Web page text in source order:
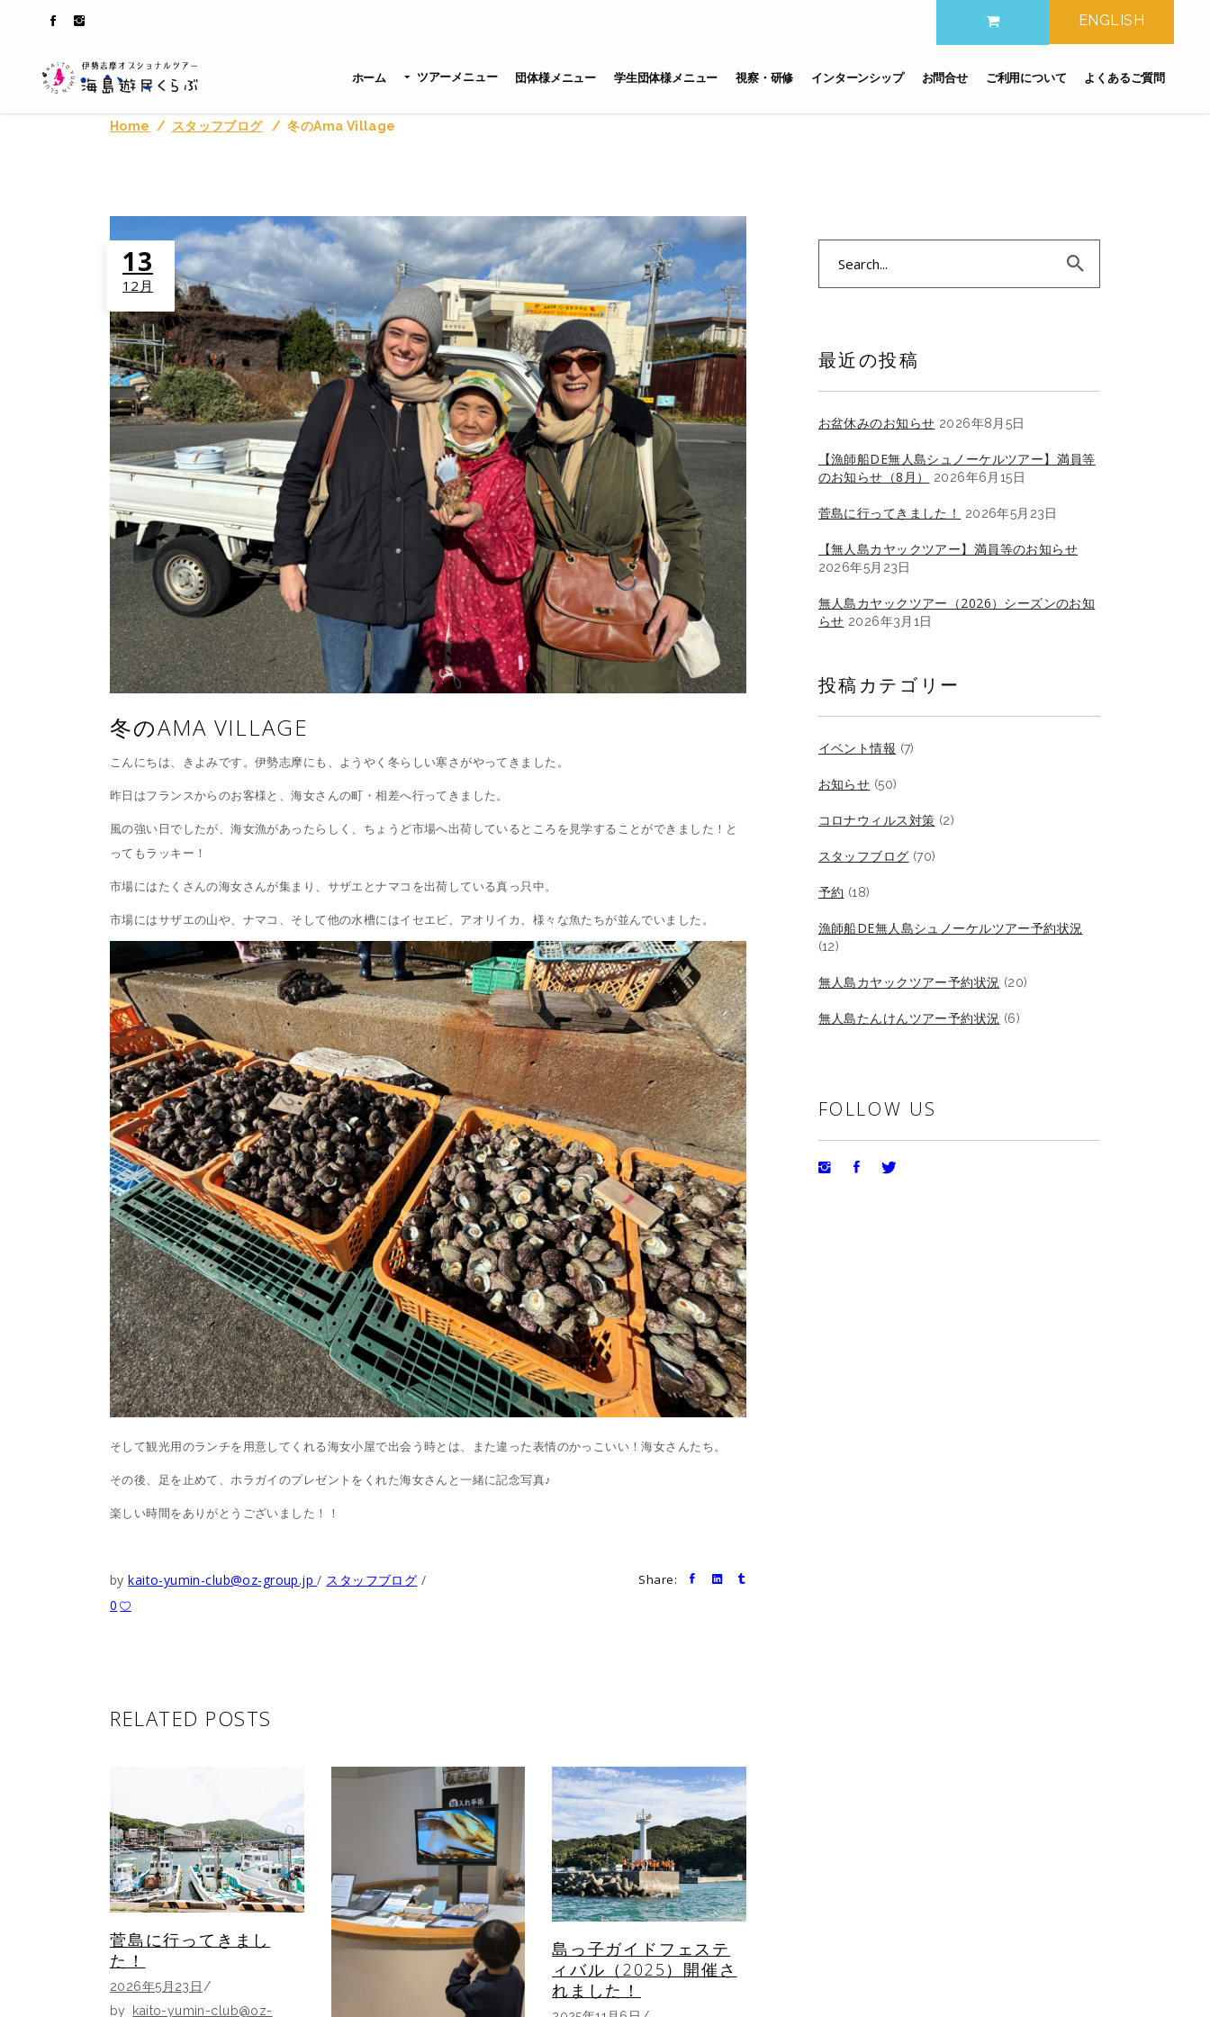
ENGLISH
ホーム ツアーメニュー 団体様メニュー 学生団体様メニュー 視察・研修 インターンシップ お問合せ ご利用について よくあるご質問
Home / スタッフブログ /冬のAma Village
13
12月
冬のAMA VILLAGE
こんにちは、きよみです。伊勢志摩にも、ようやく冬らしい寒さがやってきました。
昨日はフランスからのお客様と、海女さんの町・相差へ行ってきました。
風の強い日でしたが、海女漁があったらしく、ちょうど市場へ出荷しているところを見学することができました！と
ってもラッキー！
市場にはたくさんの海女さんが集まり、サザエとナマコを出荷している真っ只中。
市場にはサザエの山や、ナマコ、そして他の水槽にはイセエビ、アオリイカ、様々な魚たちが並んでいました。
そして観光用のランチを用意してくれる海女小屋で出会う時とは、また違った表情のかっこいい！海女さんたち。
その後、足を止めて、ホラガイのプレゼントをくれた海女さんと一緒に記念写真♪
楽しい時間をありがとうございました！！
bykaito-yumin-club@oz-group.jp スタッフブログ
0
Share:
RELATED POSTS
菅島に行ってきまし
た！
2026年5月23日
by
kaito-yumin-club@oz-
島っ子ガイドフェステ
ィバル（2025）開催さ
れました！
最近の投稿
お盆休みのお知らせ 2026年8月5日
【漁師船DE無人島シュノーケルツアー】満員等
のお知らせ（8月）
2026年6月15日
菅島に行ってきました！ 2026年5月23日
【無人島カヤックツアー】満員等のお知らせ
2026年5月23日
無人島カヤックツアー（2026）シーズンのお知
らせ 2026年3月1日
投稿カテゴリー
イベント情報 (7)
お知らせ (50)
コロナウィルス対策 (2)
スタッフブログ (70)
予約 (18)
漁師船DE無人島シュノーケルツアー予約状況
(12)
無人島カヤックツアー予約状況 (20)
無人島たんけんツアー予約状況 (6)
FOLLOW US